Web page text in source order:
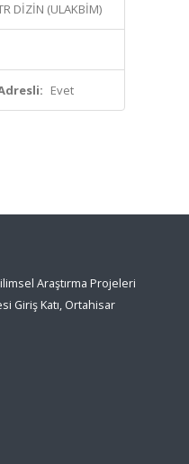
DİZİN (ULAKBİM)
Evet
Araştırma Projeleri
Giriş Katı, Ortahisar